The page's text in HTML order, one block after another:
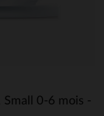
Small 0-6 mois -